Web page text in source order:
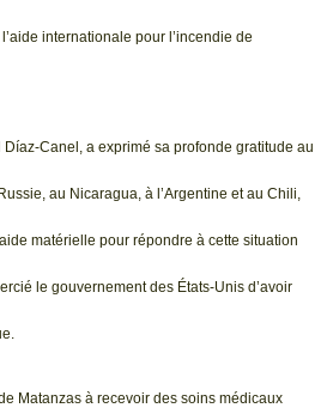
internationale pour l’incendie de
Canel, a exprimé sa profonde gratitude au
au Nicaragua, à l’Argentine et au Chili,
matérielle pour répondre à cette situation
le gouvernement des États-Unis d’avoir
Matanzas à recevoir des soins médicaux